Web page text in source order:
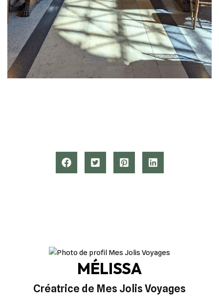
MÉLISSA
Créatrice de Mes Jolis Voyages